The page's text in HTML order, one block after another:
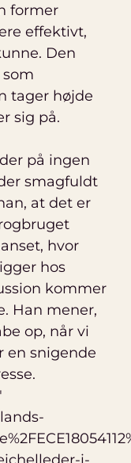
former
effektivt,
Den
tager højde
sig på.
på ingen
smagfuldt
at det er
hvor
hos
kommer
Han mener,
op, når vi
en snigende
i-